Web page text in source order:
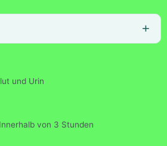
und Urin
Innerhalb von 3 Stunden